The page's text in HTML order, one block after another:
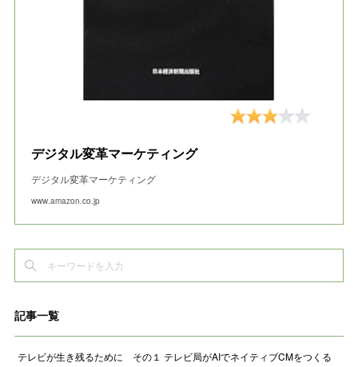
デジタル変革マーケティング
デジタル変革マーケティング
www.amazon.co.jp
記事一覧
テレビが生き残るために その１ テレビ局がAIでネイティブCMをつくる